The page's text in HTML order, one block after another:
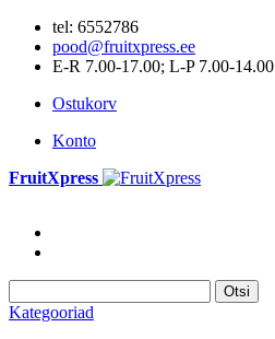
tel: 6552786
pood@fruitxpress.ee
E-R 7.00-17.00; L-P 7.00-14.00
Ostukorv
Konto
FruitXpress
Otsi
Kategooriad